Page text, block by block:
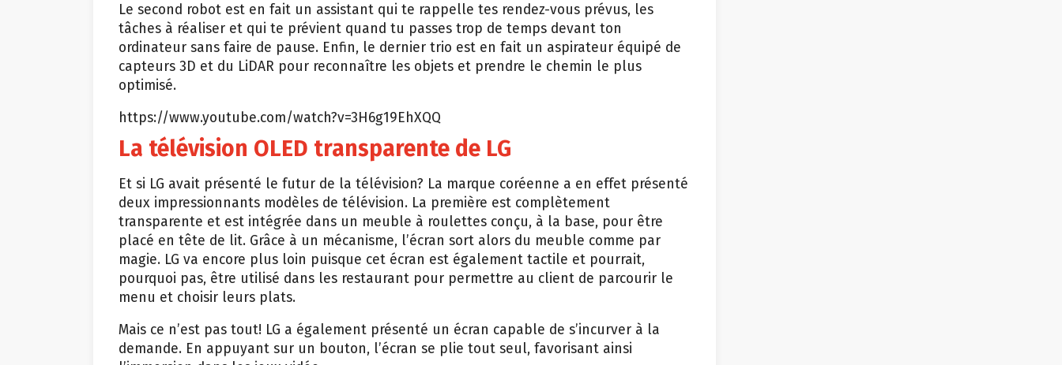
Le second robot est en fait un assistant qui te rappelle tes rendez-vous prévus, les
tâches à réaliser et qui te prévient quand tu passes trop de temps devant ton
ordinateur sans faire de pause. Enfin, le dernier trio est en fait un aspirateur équipé de
capteurs 3D et du LiDAR pour reconnaître les objets et prendre le chemin le plus
optimisé.
https://www.youtube.com/watch?v=3H6g19EhXQQ
La télévision OLED transparente de LG
Et si LG avait présenté le futur de la télévision? La marque coréenne a en effet présenté
deux impressionnants modèles de télévision. La première est complètement
transparente et est intégrée dans un meuble à roulettes conçu, à la base, pour être
placé en tête de lit. Grâce à un mécanisme, l’écran sort alors du meuble comme par
magie. LG va encore plus loin puisque cet écran est également tactile et pourrait,
pourquoi pas, être utilisé dans les restaurant pour permettre au client de parcourir le
menu et choisir leurs plats.
Mais ce n’est pas tout! LG a également présenté un écran capable de s’incurver à la
demande. En appuyant sur un bouton, l’écran se plie tout seul, favorisant ainsi